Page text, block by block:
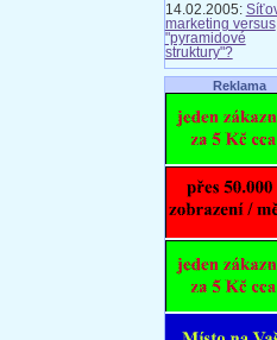
14.02.2005:
marketing versus
"pyramidové
struktury"?
Reklama